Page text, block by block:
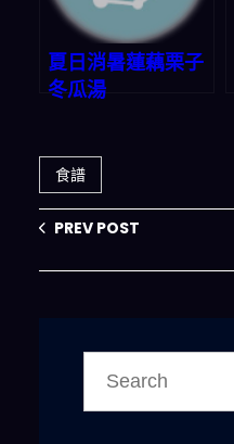
夏日消暑蓮藕栗子
冬瓜湯
食譜
PREV POST